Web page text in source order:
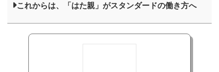
これからは、「はた親」がスタンダードの働き方へ